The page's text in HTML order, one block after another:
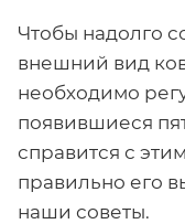
Чтобы надолго
внешний вид
необходимо
появившиеся
справится с
правильно его
наши советы.